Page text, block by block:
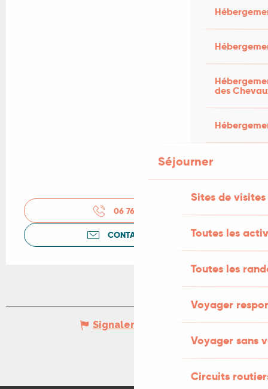
des
Séjourner
Sites de visites
Toutes les
Toutes les
Voyager
Voyager sans
Circuits
06 76 88 05
CONTACTEZ-NOUS
Signaler une erreur